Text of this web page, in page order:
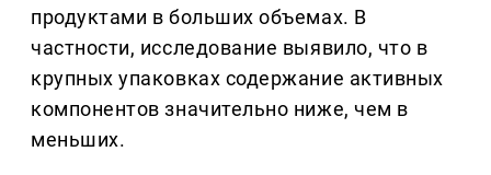
продуктами в больших объемах. В
частности, исследование выявило, что в
крупных упаковках содержание активных
компонентов значительно ниже, чем в
меньших.